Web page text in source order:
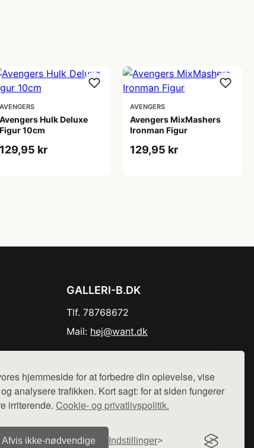
hjemmeside for at forbedre din oplevelse, vise
analysere trafikken. Kort sagt: for at siden fungerer
irriterende. Cookie- og privatlivspolitik.
Afvis ikke‑nødvendige Indstillinger
AVENGERS
Avengers Hulk Deluxe
Figur 10cm
129,95 kr
AVENGERS
Avengers MixMashers
Ironman Figur
129,95 kr
GALLERI-B.DK
Tlf. 78768672
Mail: hej@want.dk
ikke varer fra denne side - vi henviser til de shops,